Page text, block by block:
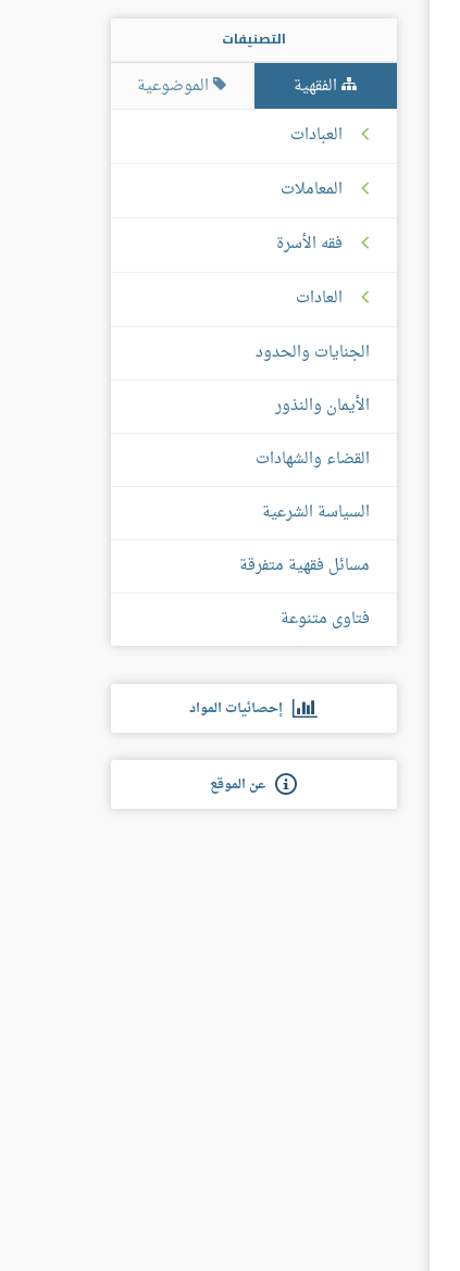
التصنيفات
الفقهية
الموضوعية
العبادات
المعاملات
فقه الأسرة
العادات
الجنايات والحدود
الأيمان والنذور
القضاء والشهادات
السياسة الشرعية
مسائل فقهية متفرقة
فتاوى متنوعة
إحصائيات المواد
عن الموقع